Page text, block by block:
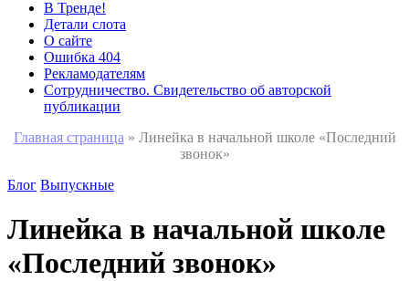
В Тренде!
Детали слота
О сайте
Ошибка 404
Рекламодателям
Сотрудничество. Свидетельство об авторской
публикации
Главная страница » Линейка в начальной школе «Последний
звонок»
Блог Выпускные
Линейка в начальной школе
«Последний звонок»